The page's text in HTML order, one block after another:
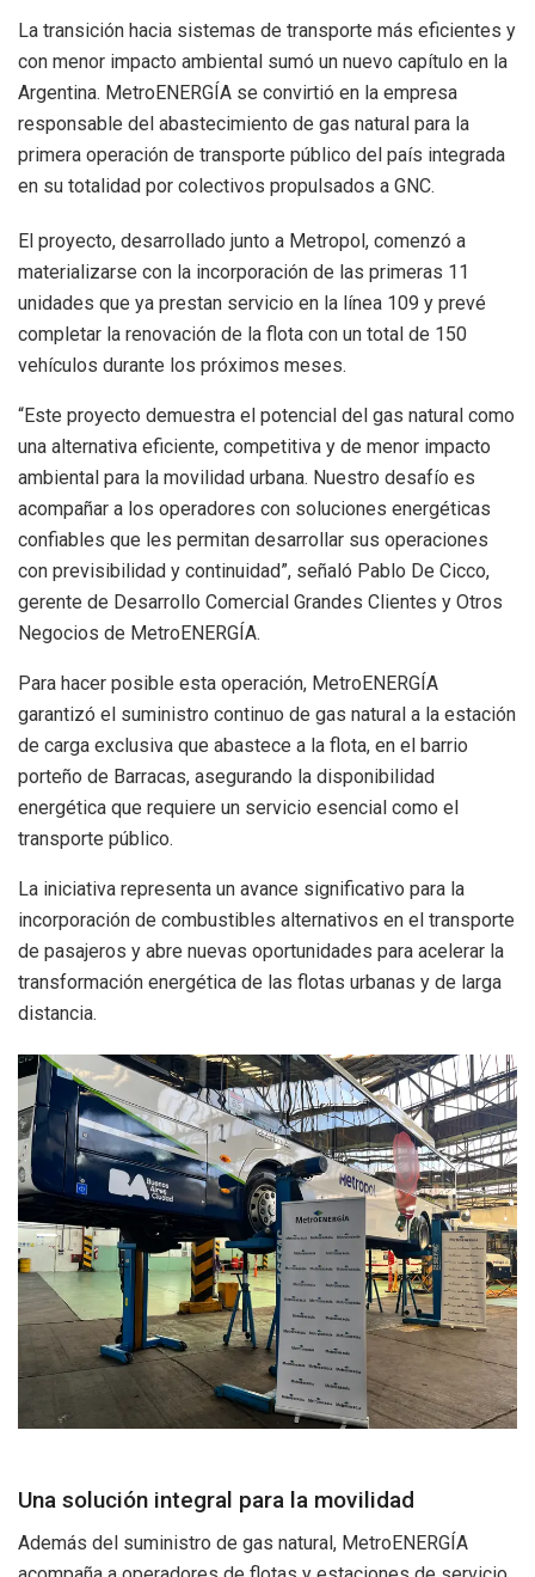
La transición hacia sistemas de transporte más eficientes y
con menor impacto ambiental sumó un nuevo capítulo en la
Argentina. MetroENERGÍA se convirtió en la empresa
responsable del abastecimiento de gas natural para la
primera operación de transporte público del país integrada
en su totalidad por colectivos propulsados a GNC.
El proyecto, desarrollado junto a Metropol, comenzó a
materializarse con la incorporación de las primeras 11
unidades que ya prestan servicio en la línea 109 y prevé
completar la renovación de la flota con un total de 150
vehículos durante los próximos meses.
“Este proyecto demuestra el potencial del gas natural como
una alternativa eficiente, competitiva y de menor impacto
ambiental para la movilidad urbana. Nuestro desafío es
acompañar a los operadores con soluciones energéticas
confiables que les permitan desarrollar sus operaciones
con previsibilidad y continuidad”, señaló Pablo De Cicco,
gerente de Desarrollo Comercial Grandes Clientes y Otros
Negocios de MetroENERGÍA.
Para hacer posible esta operación, MetroENERGÍA
garantizó el suministro continuo de gas natural a la estación
de carga exclusiva que abastece a la flota, en el barrio
porteño de Barracas, asegurando la disponibilidad
energética que requiere un servicio esencial como el
transporte público.
La iniciativa representa un avance significativo para la
incorporación de combustibles alternativos en el transporte
de pasajeros y abre nuevas oportunidades para acelerar la
transformación energética de las flotas urbanas y de larga
distancia.
Una solución integral para la movilidad
Además del suministro de gas natural, MetroENERGÍA